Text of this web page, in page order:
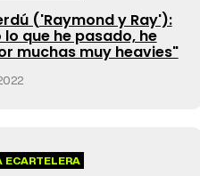
('Raymond y Ray'):
lo que he pasado, he
muchas muy heavies"
ECARTELERA